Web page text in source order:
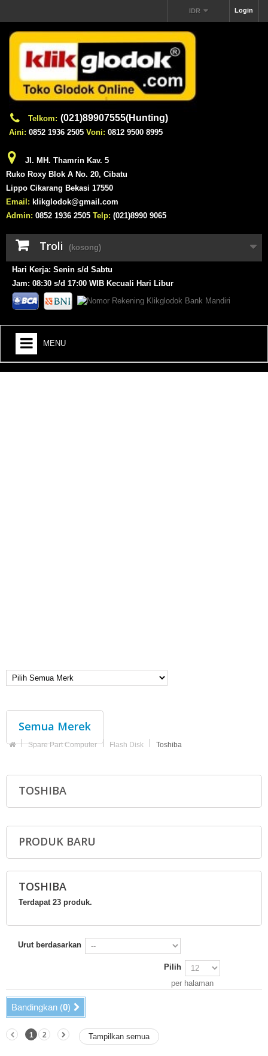
Login
IDR
Telkom: (021)89907555(Hunting)
Aini: 0852 1936 2505 Voni: 0812 9500 8995
Jl. MH. Thamrin Kav. 5
Ruko Roxy Blok A No. 20, Cibatu
Lippo Cikarang Bekasi 17550
Email: klikglodok@gmail.com
Admin: 0852 1936 2505 Telp: (021)8990 9065
Troli (kosong)
Hari Kerja: Senin s/d Sabtu
Jam: 08:30 s/d 17:00 WIB Kecuali Hari Libur
MENU
Semua Merek
Spare Part Computer Flash Disk Toshiba
TOSHIBA
PRODUK BARU
TOSHIBA
Terdapat 23 produk.
Urut berdasarkan
Pilih
per halaman
Bandingkan (0)
Tampilkan semua
1 2